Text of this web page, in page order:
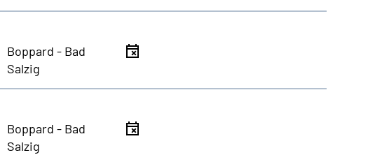
Boppard - Bad
Salzig
Boppard - Bad
Salzig